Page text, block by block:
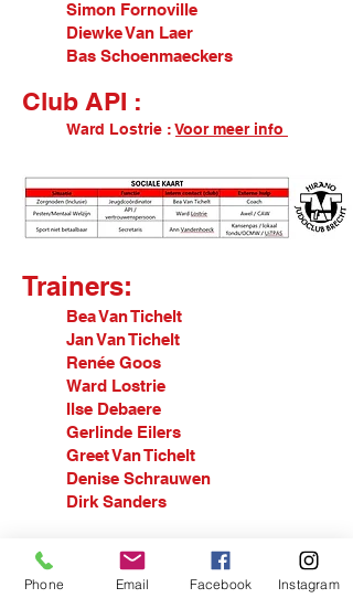
Simon Fornoville
Diewke Van Laer
Bas Schoenmaeckers​
Club API :
Ward Lostrie :Voor meer info
Trainers:
Bea Van Tichelt
Jan Van Tichelt
Renée Goos
Ward Lostrie
Ilse Debaere
Gerlinde Eilers
Greet Van Tichelt
Denise Schrauwen
Dirk Sanders
Hulptrainers:
Simon Fornoville
Phone Email Facebook Instagram